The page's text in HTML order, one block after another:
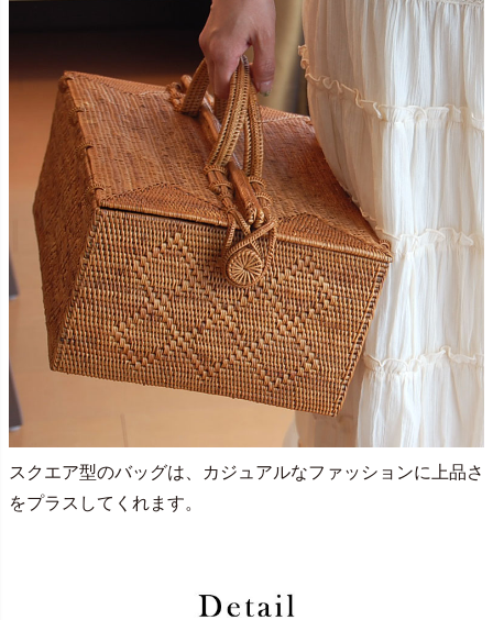
スクエア型のバッグは、カジュアルなファッションに上品さ
をプラスしてくれます。